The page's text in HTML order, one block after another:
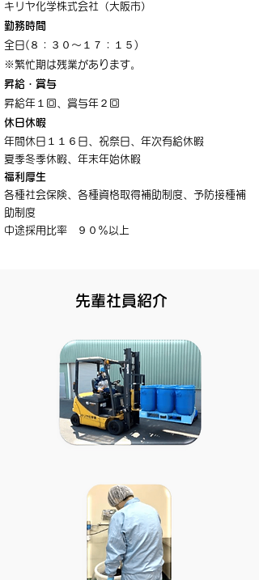
キリヤ化学株式会社（大阪市）
勤務時間
全日(８：３０～１７：１５)
※繁忙期は残業があります。
昇給・賞与
昇給年１回、賞与年２回
休日休暇
年間休日１１６日、祝祭日、年次有給休暇
夏季冬季休暇、年末年始休暇
福利厚生
各種社会保険、各種資格取得補助制度、予防接種補
助制度
中途採用比率 ９０％以上
先輩社員紹介